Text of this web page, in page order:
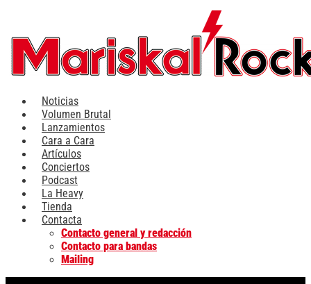
contenido
Noticias
Volumen Brutal
Lanzamientos
Cara a Cara
Artículos
Conciertos
Podcast
La Heavy
Tienda
Contacta
Contacto general y redacción
Contacto para bandas
Mailing